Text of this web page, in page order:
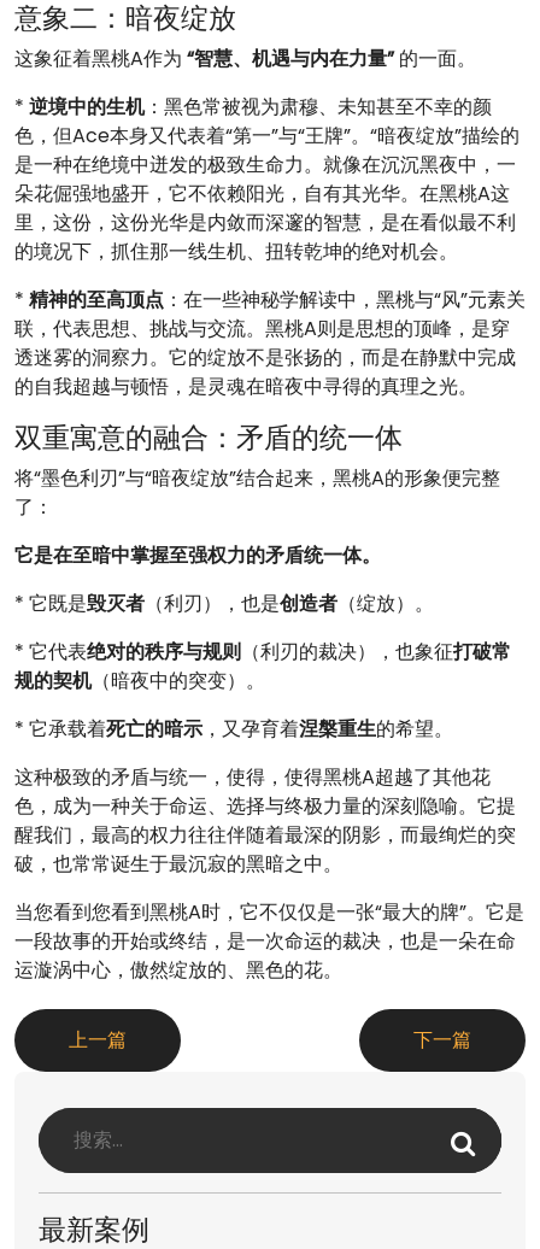
意象二：暗夜绽放
这象征着黑桃A作为 “智慧、机遇与内在力量”的一面。
* 逆境中的生机：黑色常被视为肃穆、未知甚至不幸的颜
色，但Ace本身又代表着“第一”与“王牌”。“暗夜绽放”描绘的
是一种在绝境中迸发的极致生命力。就像在沉沉黑夜中，一
朵花倔强地盛开，它不依赖阳光，自有其光华。在黑桃A这
里，这份，这份光华是内敛而深邃的智慧，是在看似最不利
的境况下，抓住那一线生机、扭转乾坤的绝对机会。
* 精神的至高顶点 ：在一些神秘学解读中，黑桃与“风”元素关
联，代表思想、挑战与交流。黑桃A则是思想的顶峰，是穿
透迷雾的洞察力。它的绽放不是张扬的，而是在静默中完成
的自我超越与顿悟，是灵魂在暗夜中寻得的真理之光。
双重寓意的融合：矛盾的统一体
将“墨色利刃”与“暗夜绽放”结合起来，黑桃A的形象便完整
了：
它是在至暗中掌握至强权力的矛盾统一体。
* 它既是毁灭者 （利刃），也是创造者 （绽放）。
* 它代表绝对的秩序与规则 （利刃的裁决），也象征打破常
规的契机（暗夜中的突变）。
* 它承载着死亡的暗示 ，又孕育着涅槃重生的希望。
这种极致的矛盾与统一，使得，使得黑桃A超越了其他花
色，成为一种关于命运、选择与终极力量的深刻隐喻。它提
醒我们，最高的权力往往伴随着最深的阴影，而最绚烂的突
破，也常常诞生于最沉寂的黑暗之中。
当您看到您看到黑桃A时，它不仅仅是一张“最大的牌”。它是
一段故事的开始或终结，是一次命运的裁决，也是一朵在命
运漩涡中心，傲然绽放的、黑色的花。
上一篇 下一篇
最新案例